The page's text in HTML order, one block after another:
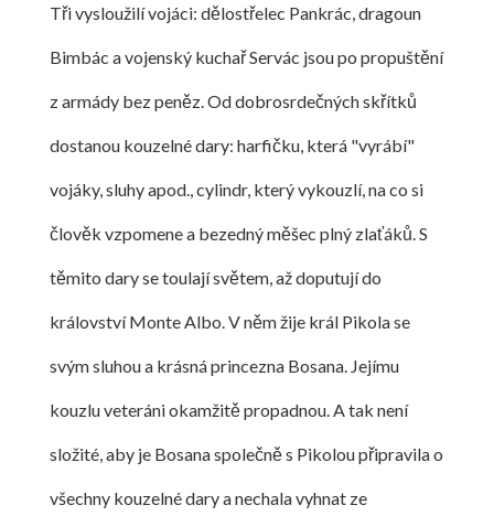
Tři vysloužilí vojáci: dělostřelec Pankrác, dragoun
Bimbác a vojenský kuchař Servác jsou po propuštění
z armády bez peněz. Od dobrosrdečných skřítků
dostanou kouzelné dary: harfičku, která "vyrábí"
vojáky, sluhy apod., cylindr, který vykouzlí, na co si
člověk vzpomene a bezedný měšec plný zlaťáků. S
těmito dary se toulají světem, až doputují do
království Monte Albo. V něm žije král Pikola se
svým sluhou a krásná princezna Bosana. Jejímu
kouzlu veteráni okamžitě propadnou. A tak není
složité, aby je Bosana společně s Pikolou připravila o
všechny kouzelné dary a nechala vyhnat ze